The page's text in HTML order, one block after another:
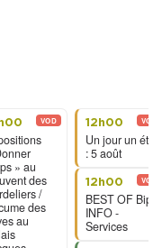
» au
des
/
des
au
VOD 12h00
Un jour un été
: 5 août
VOD
12h00
BEST OF Bip
INFO -
Services
VOD